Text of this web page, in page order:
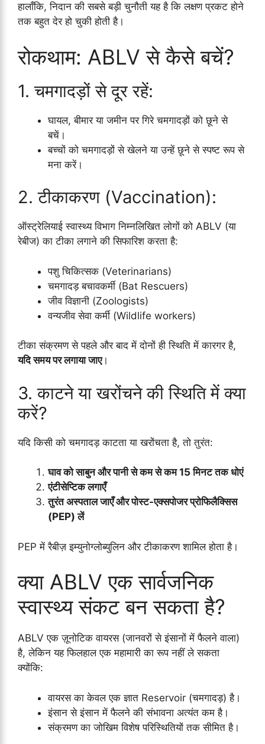
हालाँकि, निदान की सबसे बड़ी चुनौती यह है कि लक्षण प्रकट होने
तक बहुत देर हो चुकी होती है।
रोकथाम: ABLV से कैसे बचें?
1. चमगादड़ों से दूर रहें:
घायल, बीमार या जमीन पर गिरे चमगादड़ों को छूने से
बचें।
बच्चों को चमगादड़ों से खेलने या उन्हें छूने से स्पष्ट रूप से
मना करें।
2. टीकाकरण (Vaccination):
ऑस्ट्रेलियाई स्वास्थ्य विभाग निम्नलिखित लोगों को ABLV (या
रेबीज) का टीका लगाने की सिफारिश करता है:
पशु चिकित्सक (Veterinarians)
चमगादड़ बचावकर्मी (Bat Rescuers)
जीव विज्ञानी (Zoologists)
वन्यजीव सेवा कर्मी (Wildlife workers)
टीका संक्रमण से पहले और बाद में दोनों ही स्थिति में कारगर है,
यदि समय पर लगाया जाए।
3. काटने या खरोंचने की स्थिति में क्या
करें?
यदि किसी को चमगादड़ काटता या खरोंचता है, तो तुरंत:
घाव को साबुन और पानी से कम से कम 15 मिनट तक धोएं
एंटीसेप्टिक लगाएँ
तुरंत अस्पताल जाएँ और पोस्ट-एक्सपोजर प्रोफिलैक्सिस
(PEP) लें
PEP में रैबीज़ इम्युनोग्लोब्युलिन और टीकाकरण शामिल होता है।
क्या ABLV एक सार्वजनिक
स्वास्थ्य संकट बन सकता है?
ABLV एक ज़ूनोटिक वायरस (जानवरों से इंसानों में फैलने वाला)
है, लेकिन यह फिलहाल एक महामारी का रूप नहीं ले सकता
क्योंकि:
वायरस का केवल एक ज्ञात Reservoir (चमगादड़) है।
इंसान से इंसान में फैलने की संभावना अत्यंत कम है।
संक्रमण का जोखिम विशेष परिस्थितियों तक सीमित है।